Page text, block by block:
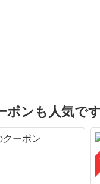
ポンも人気です